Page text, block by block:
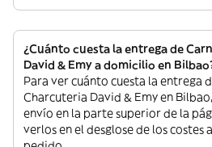
¿Cuánto cuesta la entrega de
David & Emy a domicilio en
Para ver cuánto cuesta la entrega
Charcuteria David & Emy en
envío en la parte superior de la
verlos en el desglose de los costes